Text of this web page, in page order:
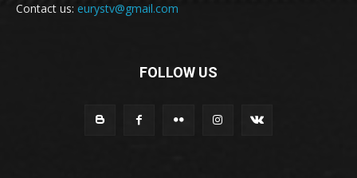
Contact us: eurystv@gmail.com
FOLLOW US